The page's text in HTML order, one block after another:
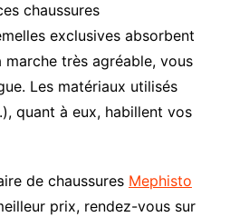
chaussures
exclusives absorbent
très agréable, vous
Les matériaux utilisés
quant à eux, habillent vos
de chaussures Mephisto
prix, rendez-vous sur